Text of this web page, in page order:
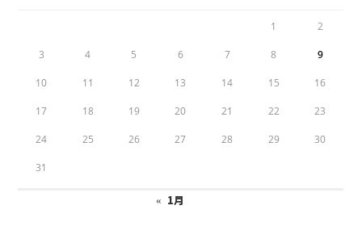
1 2
3 4 5 6 7 8 9
10 11 12 13 14 15 16
17 18 19 20 21 22 23
24 25 26 27 28 29 30
31
« 1月